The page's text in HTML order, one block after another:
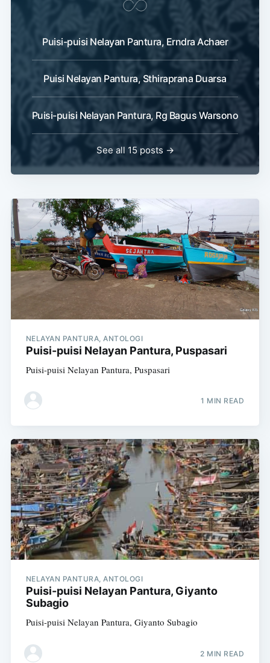
Puisi-puisi Nelayan Pantura, Erndra Achaer
Puisi Nelayan Pantura, Sthiraprana Duarsa
Puisi-puisi Nelayan Pantura, Rg Bagus Warsono
See all 15 posts →
NELAYAN PANTURA, ANTOLOGI
Puisi-puisi Nelayan Pantura, Puspasari
Puisi-puisi Nelayan Pantura, Puspasari
1 MIN READ
NELAYAN PANTURA, ANTOLOGI
Puisi-puisi Nelayan Pantura, Giyanto
Subagio
Puisi-puisi Nelayan Pantura, Giyanto Subagio
2 MIN READ